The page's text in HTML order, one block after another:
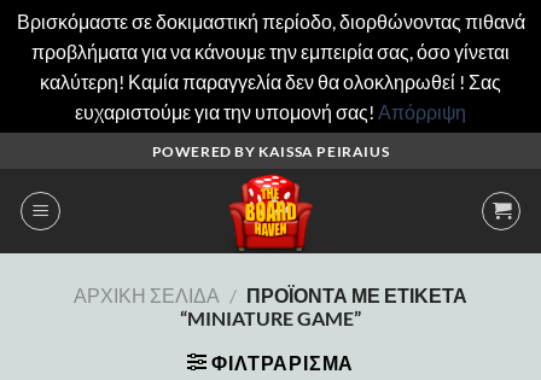
Βρισκόμαστε σε δοκιμαστική περίοδο, διορθώνοντας πιθανά
προβλήματα για να κάνουμε την εμπειρία σας, όσο γίνεται
καλύτερη! Καμία παραγγελία δεν θα ολοκληρωθεί ! Σας
ευχαριστούμε για την υπομονή σας! Απόρριψη
περιεχόμενο
POWERED BY KAISSA PEIRAIUS
ΑΡΧΙΚΉ ΣΕΛΊΔΑ / ΠΡΟΪΌΝΤΑ ΜΕ ΕΤΙΚΈΤΑ
“MINIATURE GAME”
ΦΙΛΤΡΆΡΙΣΜΑ